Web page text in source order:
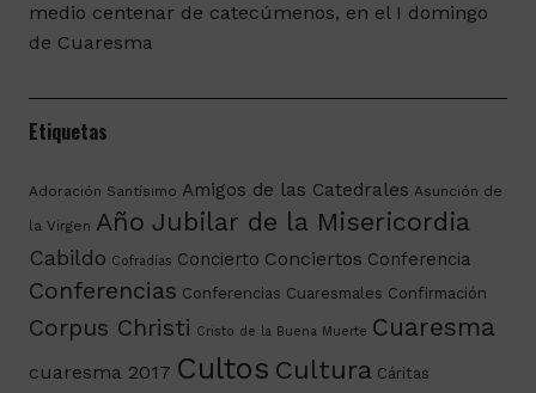
medio centenar de catecúmenos, en el I domingo
de Cuaresma
Etiquetas
Adoración Santísimo Amigos de las Catedrales Asunción de
la Virgen Año Jubilar de la Misericordia
Cabildo Cofradías Concierto Conciertos Conferencia
Conferencias Conferencias Cuaresmales Confirmación
Corpus Christi Cristo de la Buena Muerte Cuaresma
cuaresma 2017 Cultos Cultura Cáritas